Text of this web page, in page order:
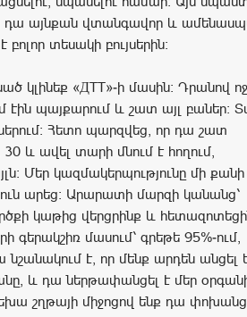
դա այնքան վտանգավոր և
բոլոր տեսակի բույսերին։
կլինեք «ДТТ»-ի մասին։ Դրանով
էին պայքարում և շատ այլ բաներ։
Հետո պարզվեց, որ դա շատ
և ավել տարի մնում է հողում,
Մեր կազմակերպությունը մի
արեց։ Արարատի մարզի կանանց՝
կաթից վերցրինք և
գերակշիռ մասում՝ գրեթե 95%-ում,
նշանակում է, որ մենք արդեն անցել
և դա ներթափանցել է մեր
շղթայի միջոցով ենք դա